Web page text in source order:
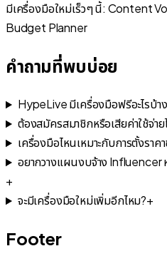
มีเครื่องมือใหม่เร็วๆ นี้: Content
Budget Planner
คำถามที่พบบ่อย
HypeLive มีเครื่องมือฟรีอะไรบ้า
ต้องสมัครสมาชิกหรือเสียค่าใช้จ่าย
เครื่องมือไหนเหมาะกับการตั้งรา
อยากวางแผนงบจ้าง Influencer
+
จะมีเครื่องมือใหม่เพิ่มอีกไหม?+
Footer